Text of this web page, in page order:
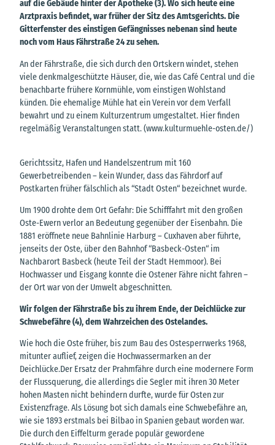
auf die Gebäude hinter der Apotheke (3). Wo sich heute eine
Arztpraxis befindet, war früher der Sitz des Amtsgerichts. Die
Gitterfenster des einstigen Gefängnisses nebenan sind heute
noch vom Haus Fährstraße 24 zu sehen.
An der Fährstraße, die sich durch den Ortskern windet, stehen
viele denkmalgeschützte Häuser, die, wie das Café Central und die
benachbarte frühere Kornmühle, vom einstigen Wohlstand
künden. Die ehemalige Mühle hat ein Verein vor dem Verfall
bewahrt und zu einem Kulturzentrum umgestaltet. Hier finden
regelmäßig Veranstaltungen statt. (www.kulturmuehle-osten.de/)
Gerichtssitz, Hafen und Handelszentrum mit 160
Gewerbetreibenden – kein Wunder, dass das Fährdorf auf
Postkarten früher fälschlich als “Stadt Osten“ bezeichnet wurde.
Um 1900 drohte dem Ort Gefahr: Die Schifffahrt mit den großen
Oste-Ewern verlor an Bedeutung gegenüber der Eisenbahn. Die
1881 eröffnete neue Bahnlinie Harburg – Cuxhaven aber führte,
jenseits der Oste, über den Bahnhof “Basbeck-Osten“ im
Nachbarort Basbeck (heute Teil der Stadt Hemmoor). Bei
Hochwasser und Eisgang konnte die Ostener Fähre nicht fahren –
der Ort war von der Umwelt abgeschnitten.
Wir folgen der Fährstraße bis zu ihrem Ende, der Deichlücke zur
Schwebefähre (4), dem Wahrzeichen des Ostelandes.
Wie hoch die Oste früher, bis zum Bau des Ostesperrwerks 1968,
mitunter auflief, zeigen die Hochwassermarken an der
Deichlücke.Der Ersatz der Prahmfähre durch eine modernere Form
der Flussquerung, die allerdings die Segler mit ihren 30 Meter
hohen Masten nicht behindern durfte, wurde für Osten zur
Existenzfrage. Als Lösung bot sich damals eine Schwebefähre an,
wie sie 1893 erstmals bei Bilbao in Spanien gebaut worden war.
Die durch den Eiffelturm gerade populär gewordene